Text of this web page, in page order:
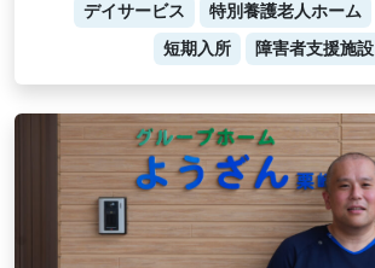
デイサービス 特別養護老人ホーム
短期入所
障害者支援施設